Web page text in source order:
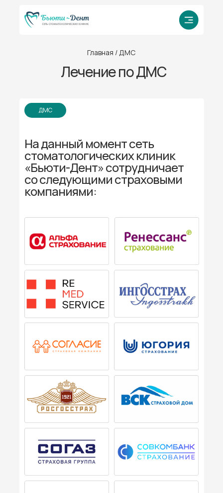
Лечение по ДМС
Главная / ДМС
ДМС
На данный момент сеть
стоматологических клиник
«Бьюти-Дент» сотрудничает
со следующими страховыми
компаниями: